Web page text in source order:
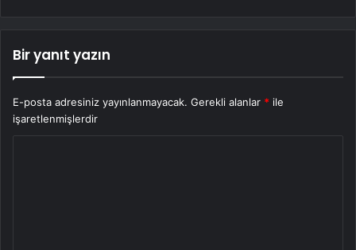
Bir yanıt yazın
E-posta adresiniz yayınlanmayacak. Gerekli alanlar * ile
işaretlenmişlerdir